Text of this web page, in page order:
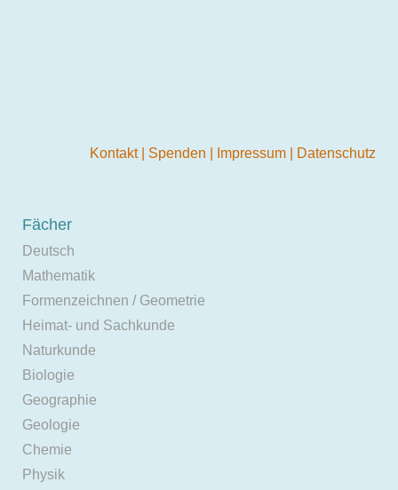
Kontakt Spenden Impressum Datenschutz
Fächer
Deutsch
Mathematik
Formenzeichnen / Geometrie
Heimat- und Sachkunde
Naturkunde
Biologie
Geographie
Geologie
Chemie
Physik